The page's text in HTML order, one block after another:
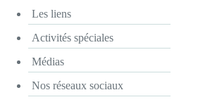
Les liens
Activités spéciales
Médias
Nos réseaux sociaux